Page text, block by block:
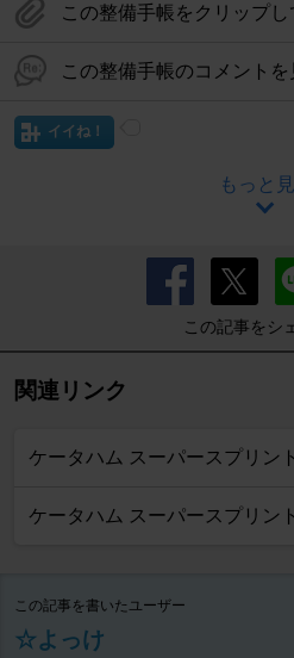
この整備手帳をクリップし
この整備手帳のコメントを
イイね！
もっと
この記事をシ
関連リンク
ケータハム スーパースプリン
ケータハム スーパースプリン
この記事を書いたユーザー
☆よっけ